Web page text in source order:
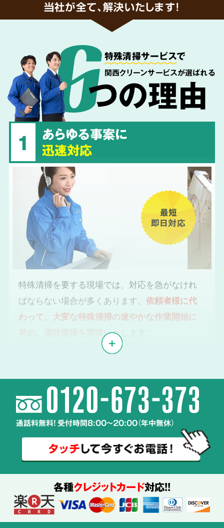
当社が全て、解決いたします!
特殊清掃サービスで
関西クリーンサービスが選ばれる
つの理由
1
あらゆる事案に
迅速対応
最短
即日対応
特殊清掃を要する現場では、対応を急がなけれ
ばならない場合が多くあります。依頼者様に代
わって、大変な特殊清掃の速やかな作業開始に
いたします。
2
体液や汚物、雑菌の
除去・除菌・洗浄
使用する
薬剤も
通話料無料! 受付時間8:00～20:00（年中無休）
各種クレジットカード対応!!